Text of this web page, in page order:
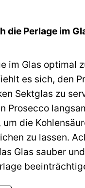
die Perlage im
im Glas optimal
es sich, den
Sektglas zu
Prosecco
die
zu lassen.
Glas sauber